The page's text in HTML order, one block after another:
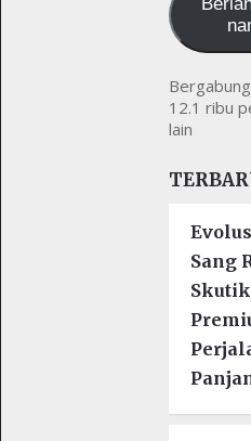
12.1 ribu
lain
Sang
Skutik